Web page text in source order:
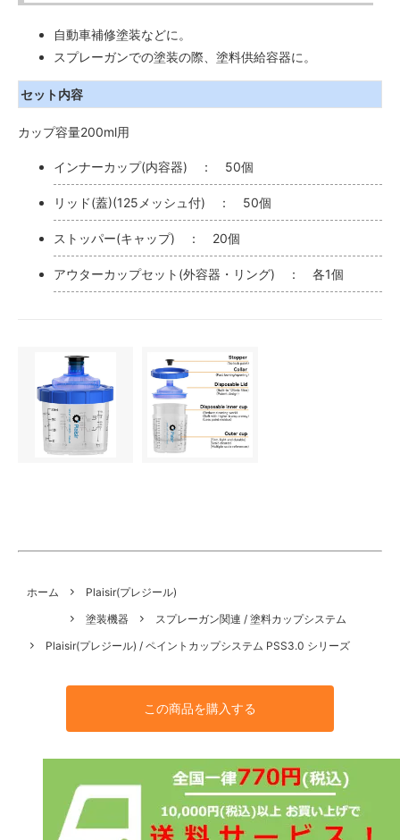
自動車補修塗装などに。
スプレーガンでの塗装の際、塗料供給容器に。
セット内容
カップ容量200ml用
インナーカップ(内容器) ： 50個
リッド(蓋)(125メッシュ付) ： 50個
ストッパー(キャップ) ： 20個
アウターカップセット(外容器・リング) ： 各1個
ホーム
Plaisir(プレジール)
塗装機器
スプレーガン関連 / 塗料カップシステム
Plaisir(プレジール) / ペイントカップシステム PSS3.0 シリーズ
この商品を購入する